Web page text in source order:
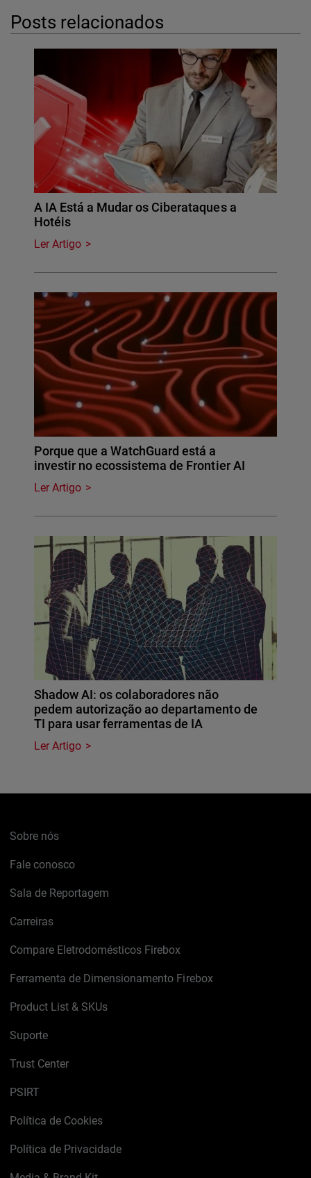
Posts relacionados
A IA Está a Mudar os Ciberataques a
Hotéis
Ler Artigo
Porque que a WatchGuard está a
investir no ecossistema de Frontier AI
Ler Artigo
Shadow AI: os colaboradores não
pedem autorização ao departamento de
TI para usar ferramentas de IA
Ler Artigo
Sobre nós
Fale conosco
Sala de Reportagem
Carreiras
Compare Eletrodomésticos Firebox
Ferramenta de Dimensionamento Firebox
Product List & SKUs
Suporte
Trust Center
PSIRT
Política de Cookies
Política de Privacidade